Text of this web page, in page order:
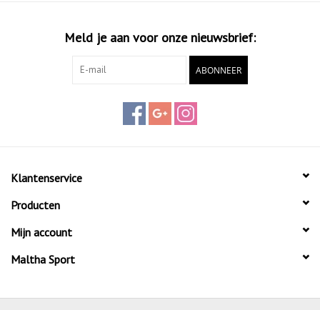
Meld je aan voor onze nieuwsbrief:
ABONNEER
Klantenservice
Producten
Mijn account
Maltha Sport